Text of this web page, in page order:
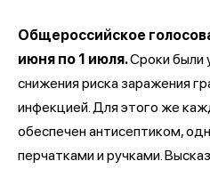
Общероссийское
июня по 1 июля.Сроки были
снижения риска заражения
инфекцией. Для этого же
обеспечен антисептиком,
перчатками и ручками.